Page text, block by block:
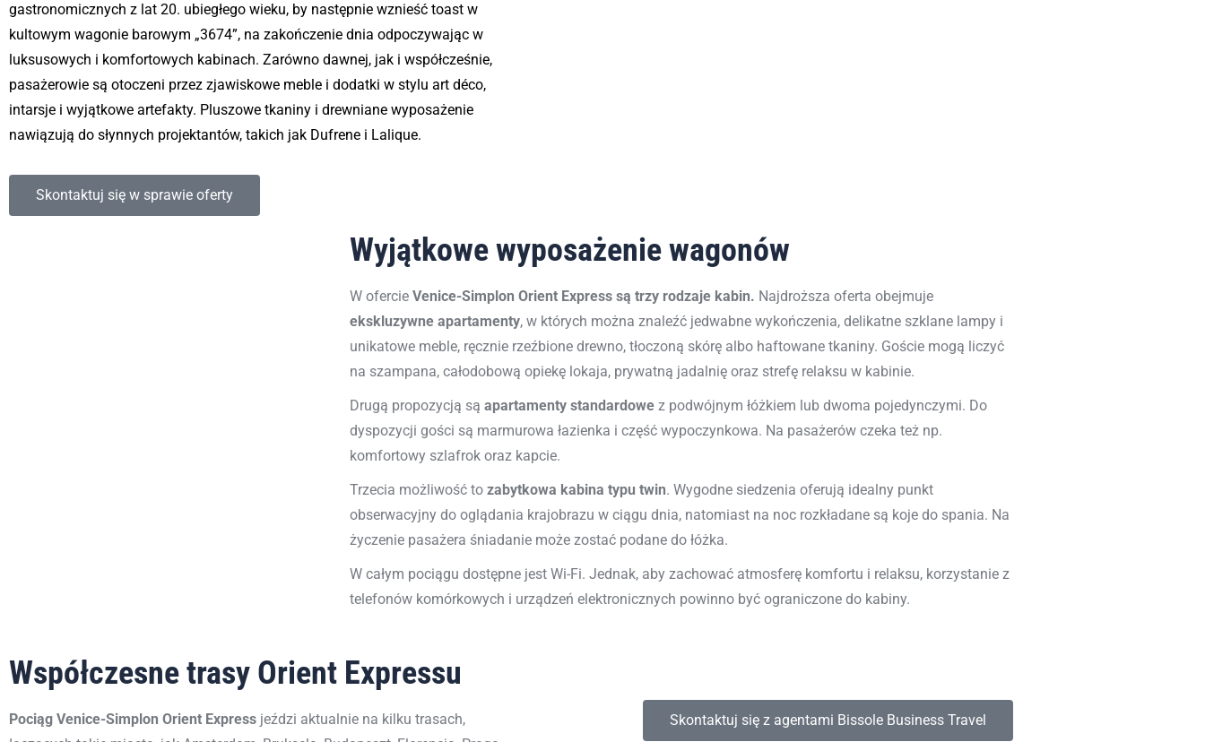
gastronomicznych z lat 20. ubiegłego wieku, by następnie wznieść toast w
kultowym wagonie barowym „3674”, na zakończenie dnia odpoczywając w
luksusowych i komfortowych kabinach. Zarówno dawnej, jak i współcześnie,
pasażerowie są otoczeni przez zjawiskowe meble i dodatki w stylu art déco,
intarsje i wyjątkowe artefakty. Pluszowe tkaniny i drewniane wyposażenie
nawiązują do słynnych projektantów, takich jak Dufrene i Lalique.
Skontaktuj się w sprawie oferty
Wyjątkowe wyposażenie wagonów
W ofercie Venice-Simplon Orient Express są trzy rodzaje kabin. Najdroższa oferta obejmuje
ekskluzywne apartamenty, w których można znaleźć jedwabne wykończenia, delikatne szklane lampy i
unikatowe meble, ręcznie rzeźbione drewno, tłoczoną skórę albo haftowane tkaniny. Goście mogą liczyć
na szampana, całodobową opiekę lokaja, prywatną jadalnię oraz strefę relaksu w kabinie.
Drugą propozycją są apartamenty standardowez podwójnym łóżkiem lub dwoma pojedynczymi. Do
dyspozycji gości są marmurowa łazienka i część wypoczynkowa. Na pasażerów czeka też np.
komfortowy szlafrok oraz kapcie.
Trzecia możliwość to zabytkowa kabina typu twin. Wygodne siedzenia oferują idealny punkt
obserwacyjny do oglądania krajobrazu w ciągu dnia, natomiast na noc rozkładane są koje do spania. Na
życzenie pasażera śniadanie może zostać podane do łóżka.
W całym pociągu dostępne jest Wi-Fi. Jednak, aby zachować atmosferę komfortu i relaksu, korzystanie z
telefonów komórkowych i urządzeń elektronicznych powinno być ograniczone do kabiny.
Współczesne trasy Orient Expressu
Pociąg Venice-Simplon Orient Express jeździ aktualnie na kilku trasach,
Skontaktuj się z agentami Bissole Business Travel